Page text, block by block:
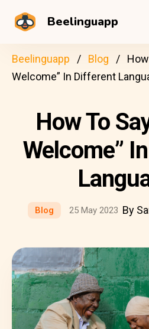
Beelinguapp
Beelinguapp Blog
How
Welcome” In Different
How To
Welcome”
Blog 25 May 2023 By